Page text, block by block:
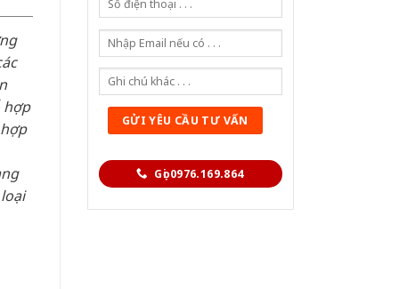
Gọi 0976.169.864
hợp